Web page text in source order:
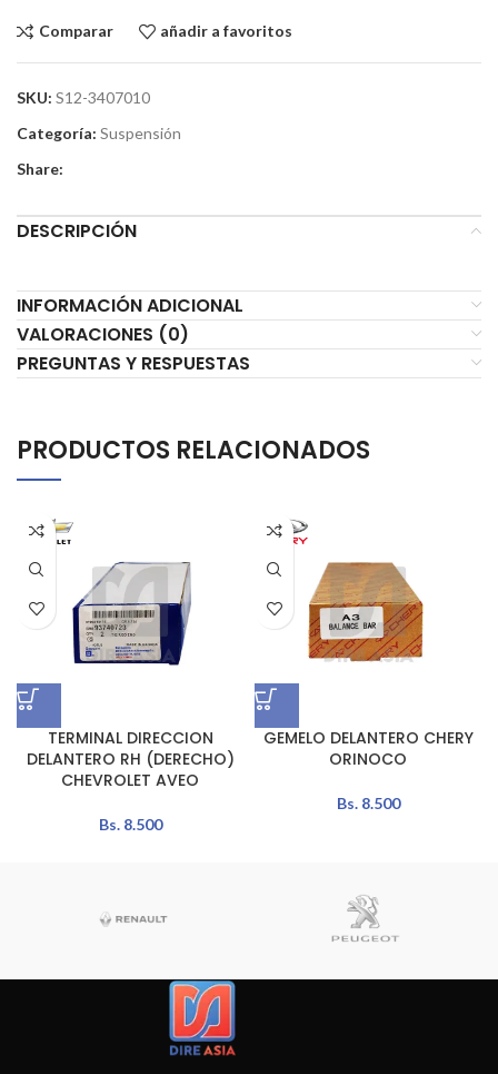
Comparar añadir a favoritos
SKU: S12-3407010
Categoría: Suspensión
Share:
DESCRIPCIÓN
INFORMACIÓN ADICIONAL
VALORACIONES (0)
PREGUNTAS Y RESPUESTAS
PRODUCTOS RELACIONADOS
TERMINAL DIRECCION
DELANTERO RH (DERECHO)
CHEVROLET AVEO
Bs.8.500
GEMELO DELANTERO CHERY
ORINOCO
Bs.8.500